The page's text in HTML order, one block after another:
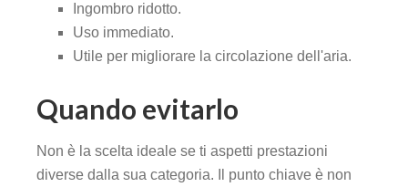
Ingombro ridotto.
Uso immediato.
Utile per migliorare la circolazione dell'aria.
Quando evitarlo
Non è la scelta ideale se ti aspetti prestazioni
diverse dalla sua categoria. Il punto chiave è non